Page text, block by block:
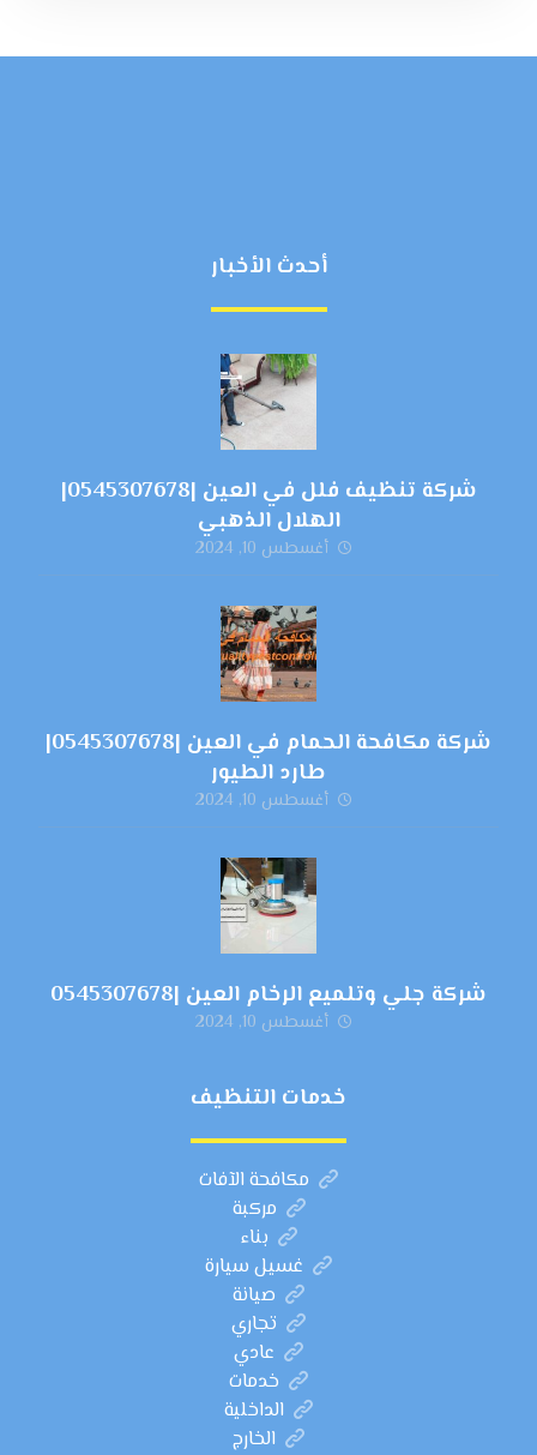
أحدث الأخبار
شركة تنظيف فلل في العين |0545307678|
الهلال الذهبي
أغسطس 10, 2024
شركة مكافحة الحمام في العين |0545307678|
طارد الطيور
أغسطس 10, 2024
شركة جلي وتلميع الرخام العين |0545307678
أغسطس 10, 2024
خدمات التنظيف
مكافحة الآفات
مركبة
بناء
غسيل سيارة
صيانة
تجاري
عادي
خدمات
الداخلية
الخارج